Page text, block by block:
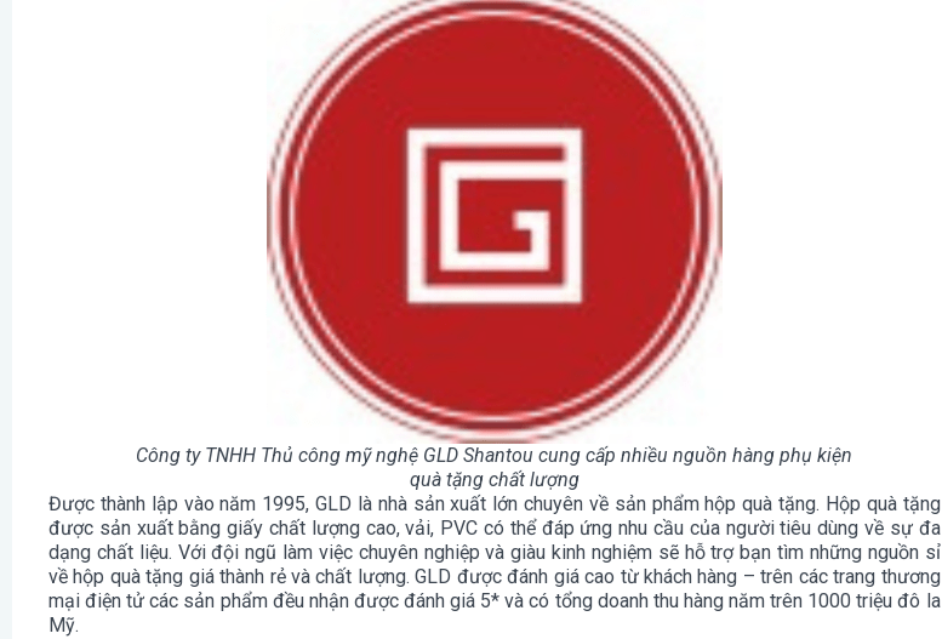
Công ty TNHH Thủ công mỹ nghệ GLD Shantou cung cấp nhiều nguồn hàng phụ kiện
quà tặng chất lượng
Được thành lập vào năm 1995, GLD là nhà sản xuất lớn chuyên về sản phẩm hộp quà tặng. Hộp quà tặng
được sản xuất bằng giấy chất lượng cao, vải, PVC có thể đáp ứng nhu cầu của người tiêu dùng về sự đa
dạng chất liệu. Với đội ngũ làm việc chuyên nghiệp và giàu kinh nghiệm sẽ hỗ trợ bạn tìm những nguồn sỉ
về hộp quà tặng giá thành rẻ và chất lượng. GLD được đánh giá cao từ khách hàng – trên các trang thương
mại điện tử các sản phẩm đều nhận được đánh giá 5* và có tổng doanh thu hàng năm trên 1000 triệu đô la
Mỹ.